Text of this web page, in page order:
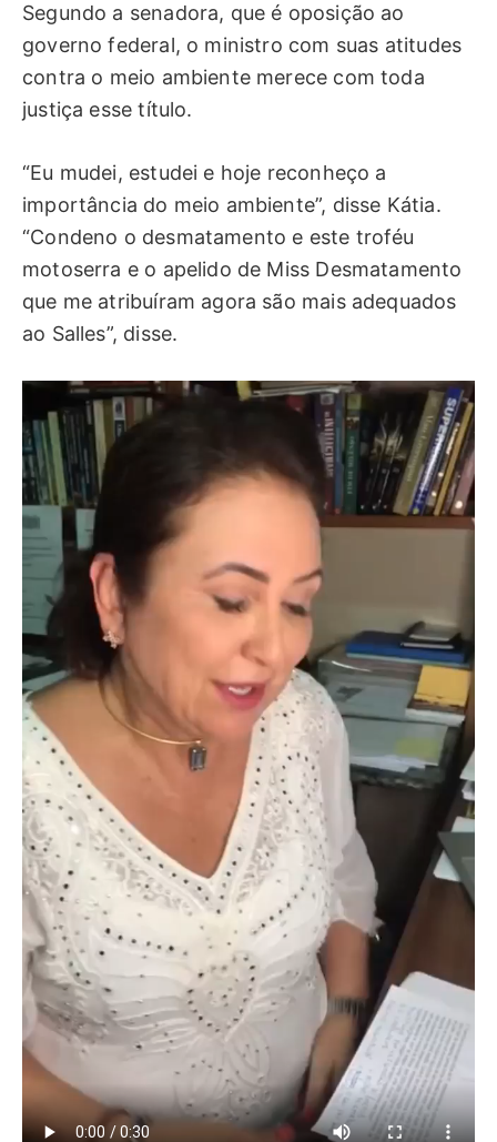
Segundo a senadora, que é oposição ao
governo federal, o ministro com suas atitudes
contra o meio ambiente merece com toda
justiça esse título.
“Eu mudei, estudei e hoje reconheço a
importância do meio ambiente”, disse Kátia.
“Condeno o desmatamento e este troféu
motoserra e o apelido de Miss Desmatamento
que me atribuíram agora são mais adequados
ao Salles”, disse.